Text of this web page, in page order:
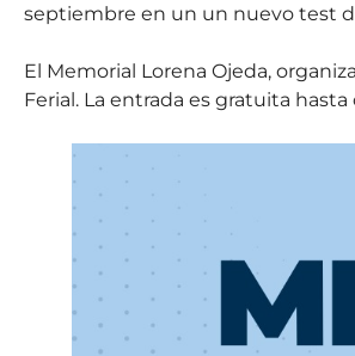
septiembre en un un nuevo test
El Memorial Lorena Ojeda,
Ferial. La entrada es gratuita